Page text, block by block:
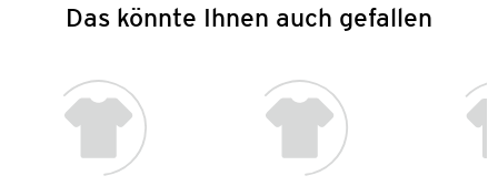
Das könnte Ihnen auch gefallen